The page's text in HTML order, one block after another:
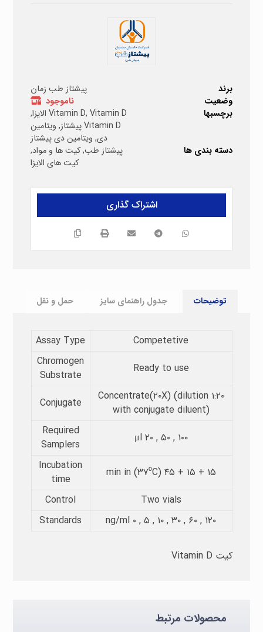
برند
پیشتاز طب زمان
وضعیت
ناموجود
برچسبها
Vitamin D,Vitamin D الایزا
,
Vitamin D پیشتاز
, ویتامین
دی, ویتامین دی پیشتاز
دسته بندی ها
پیشتاز طب,کیت ها و مواد,
کیت های الایزا
توضیحات جدول راهنمای سایز حمل و نقل
Competetive
Assay Type​
Ready to use
Chromogen
Substrate​
Concentrate(۲۰X) (dilution ۱:۲۰
with conjugate diluent)
Conjugate
μl ۲۰ , ۵۰ , ۱۰۰
Required
Samplers​
min in (۳۷⁰C) ۴۵ + ۱۵ + ۱۵
Incubation
time​
Two vials
Control
ng/ml ۰ , ۵ , ۱۰ , ۳۰ , ۶۰ , ۱۲۰
Standards
کیت Vitamin D
محصولات مرتبط